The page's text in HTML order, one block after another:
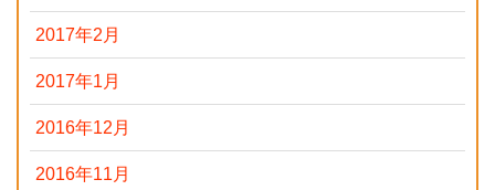
2017年2月
2017年1月
2016年12月
2016年11月